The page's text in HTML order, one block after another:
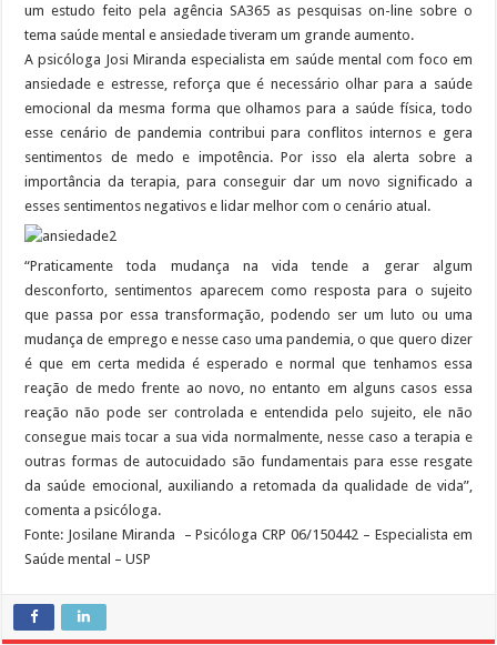
um estudo feito pela agência SA365 as pesquisas on-line sobre o
tema saúde mental e ansiedade tiveram um grande aumento.
A psicóloga Josi Miranda especialista em saúde mental com foco em
ansiedade e estresse, reforça que é necessário olhar para a saúde
emocional da mesma forma que olhamos para a saúde física, todo
esse cenário de pandemia contribui para conflitos internos e gera
sentimentos de medo e impotência. Por isso ela alerta sobre a
importância da terapia, para conseguir dar um novo significado a
esses sentimentos negativos e lidar melhor com o cenário atual.
“Praticamente toda mudança na vida tende a gerar algum
desconforto, sentimentos aparecem como resposta para o sujeito
que passa por essa transformação, podendo ser um luto ou uma
mudança de emprego e nesse caso uma pandemia, o que quero dizer
é que em certa medida é esperado e normal que tenhamos essa
reação de medo frente ao novo, no entanto em alguns casos essa
reação não pode ser controlada e entendida pelo sujeito, ele não
consegue mais tocar a sua vida normalmente, nesse caso a terapia e
outras formas de autocuidado são fundamentais para esse resgate
da saúde emocional, auxiliando a retomada da qualidade de vida”,
comenta a psicóloga.
Fonte: Josilane Miranda – Psicóloga CRP 06/150442 – Especialista em
Saúde mental – USP